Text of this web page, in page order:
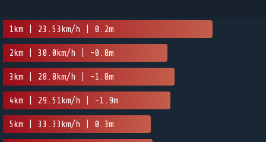
1km | 23.53km/h | 0.2m
2km | 30.0km/h | -0.8m
3km | 28.8km/h | -1.8m
4km | 29.51km/h | -1.9m
5km | 33.33km/h | 0.3m